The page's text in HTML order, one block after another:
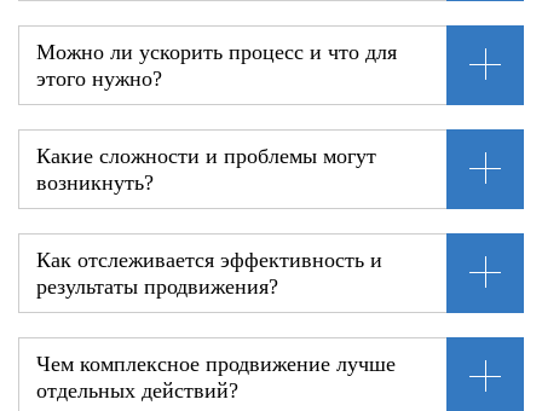
Можно ли ускорить процесс и что для
этого нужно?
Какие сложности и проблемы могут
возникнуть?
Как отслеживается эффективность и
результаты продвижения?
Чем комплексное продвижение лучше
отдельных действий?